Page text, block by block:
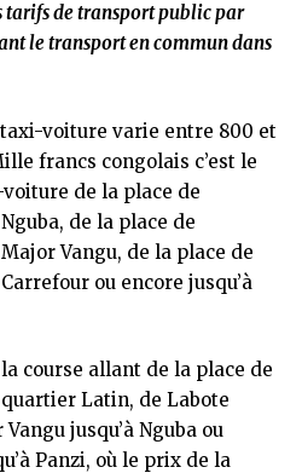
tarifs de transport public par
le transport en commun dans
voiture varie entre 800 et
francs congolais c’est le
de la place de
de la place de
Vangu, de la place de
ou encore jusqu’à
course allant de la place de
quartier Latin, de Labote
jusqu’à Nguba ou
Panzi, où le prix de la